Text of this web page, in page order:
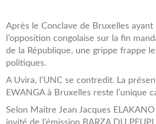
Après le Conclave de Bruxelles ayant
l’opposition congolaise sur la fin
de la République, une grippe frappe
politiques.
A Uvira, l’UNC se contredit. La
EWANGA à Bruxelles reste l’unique
Selon Maitre Jean Jacques ELAKANO
invité de l’émission BARZA DU